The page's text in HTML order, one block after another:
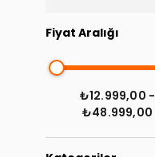
Fiyat Aralığı
₺12.999,00 -
₺48.999,00